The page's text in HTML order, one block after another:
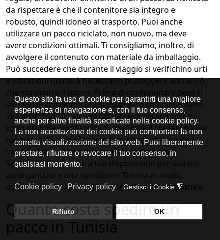
da rispettare è che il contenitore sia integro e
robusto, quindi idoneo al trasporto. Puoi anche
utilizzare un pacco riciclato, non nuovo, ma deve
avere condizioni ottimali. Ti consigliamo, inoltre, di
avvolgere il contenuto con materiale da imballaggio.
Può succedere che durante il viaggio si verifichino urti
e vibrazioni quindi è necessario proteggere anche ciò
che sta dentro il pacco. Prima di confezionare però ti
suggeriamo di verificare la lista di ciò che può essere
inviato in Tunisia. Alcune categorie merceologiche
sono proibite quindi evita di sbagliare il contenuto del
tuo pacco. Se non saicome fare per confezionare la
tua spedizionecontatta la nostra assistenza.
SpedireAdesso.com è a tua disposizione per aiutarti
ad organizzare una spedizione Tunisia in modo
ottimale e nel rispetto della normativa internazionale.
Quanto costa spedire un
pacco in Tunisia